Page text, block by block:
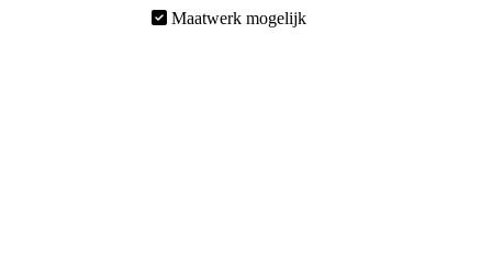
Maatwerk mogelijk